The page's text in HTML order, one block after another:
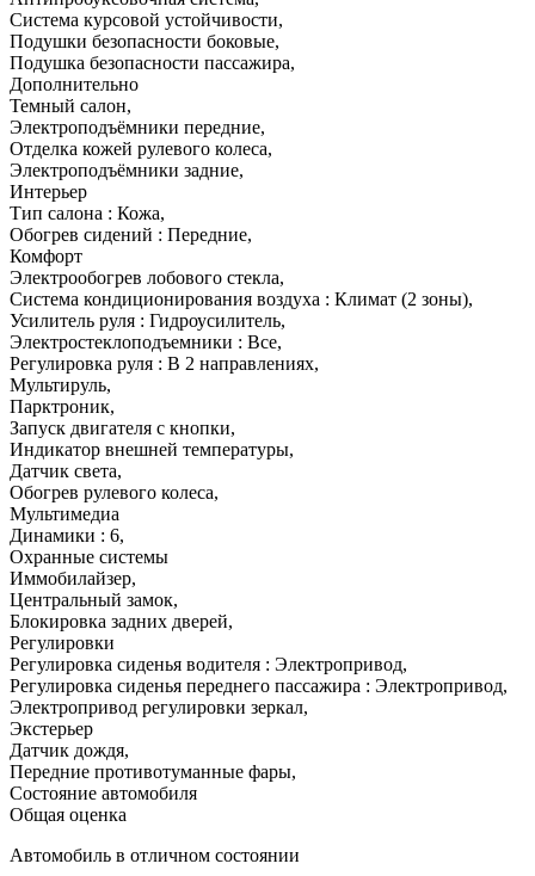
Система курсовой устойчивости,
Подушки безопасности боковые,
Подушка безопасности пассажира,
Дополнительно
Темный салон,
Электроподъёмники передние,
Отделка кожей рулевого колеса,
Электроподъёмники задние,
Интерьер
Тип салона : Кожа,
Обогрев сидений : Передние,
Комфорт
Электрообогрев лобового стекла,
Система кондиционирования воздуха : Климат (2 зоны),
Усилитель руля : Гидроусилитель,
Электростеклоподъемники : Все,
Регулировка руля : В 2 направлениях,
Мультируль,
Парктроник,
Запуск двигателя с кнопки,
Индикатор внешней температуры,
Датчик света,
Обогрев рулевого колеса,
Мультимедиа
Динамики : 6,
Охранные системы
Иммобилайзер,
Центральный замок,
Блокировка задних дверей,
Регулировки
Регулировка сиденья водителя : Электропривод,
Регулировка сиденья переднего пассажира : Электропривод,
Электропривод регулировки зеркал,
Экстерьер
Датчик дождя,
Передние противотуманные фары,
Состояние автомобиля
Общая оценка
Автомобиль в отличном состоянии